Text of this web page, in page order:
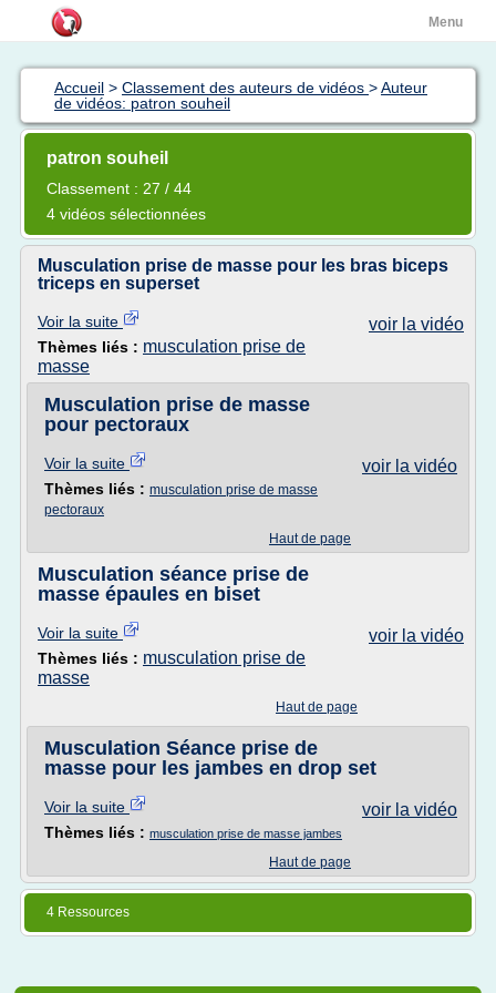
Menu
Accueil > Classement des auteurs de vidéos >Auteur
de vidéos: patron souheil
patron souheil
Classement : 27 / 44
4 vidéos sélectionnées
Musculation prise de masse pour les bras biceps
triceps en superset
voir la vidéo
Voir la suite
Thèmes liés : musculation prise de
masse
Musculation prise de masse
pour pectoraux
voir la vidéo
Voir la suite
Thèmes liés : musculation prise de masse
pectoraux
Haut de page
Musculation séance prise de
masse épaules en biset
voir la vidéo
Voir la suite
Thèmes liés : musculation prise de
masse
Haut de page
Musculation Séance prise de
masse pour les jambes en drop set
voir la vidéo
Voir la suite
Thèmes liés : musculation prise de masse jambes
Haut de page
4 Ressources